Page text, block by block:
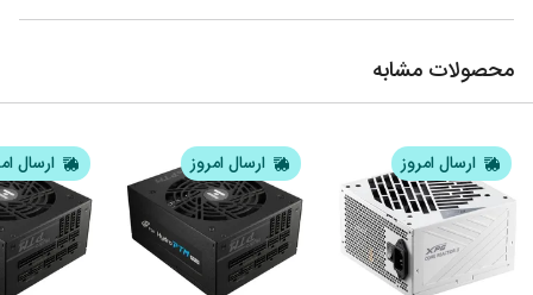
محصولات مشابه
ارسال امروز ارسال امروز ارسال